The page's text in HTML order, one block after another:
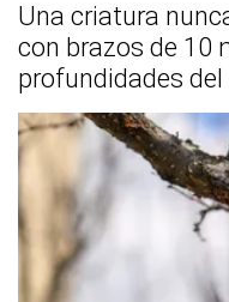
Una criatura
con brazos de 10
profundidades del